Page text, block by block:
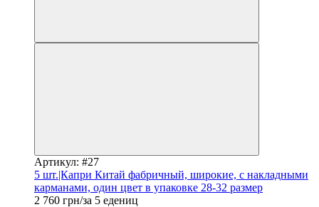
Артикул: #27
5 шт.|Капри Китай фабричный, широкие, с накладными
карманами, один цвет в упаковке 28-32 размер
2 760 грн/за 5 едениц